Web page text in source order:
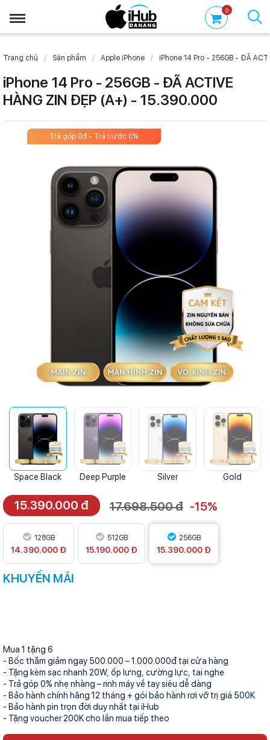
0
Trang chủ Sản phẩm Apple iPhone iPhone 14 Pro - 256GB - ĐÃ
iPhone 14 Pro - 256GB - ĐÃ ACTIVE
HÀNG ZIN ĐẸP (A+) - 15.390.000
Trả góp 0đ - Trả trước 0%
Space Black Deep Purple Silver Gold
15.390.000 đ 17.698.500 đ -15%
128GB
14.390.000 Đ
512GB
15.190.000 Đ
256GB
15.390.000 Đ
KHUYẾN MÃI
Mua 1 tặng 6
- Bốc thăm giảm ngay 500.000 – 1.000.000đ tại cửa hàng
- Tặng kèm sạc nhanh 20W, ốp lưng, cường lực, tai nghe
- Trả góp 0% nhẹ nhàng – rinh máy về tay siêu dễ dàng
- Bảo hành chính hãng 12 tháng + gói bảo hành rơi vỡ trị giá 500K
- Bảo hành pin trọn đời duy nhất tại iHub
- Tặng voucher 200K cho lần mua tiếp theo